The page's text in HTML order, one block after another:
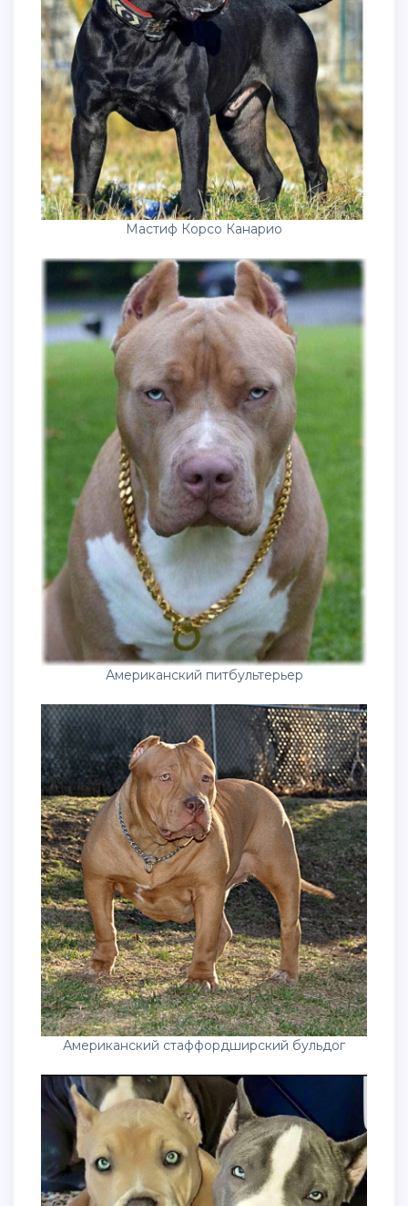
Мастиф Корсо Канарио
Американский питбультерьер
Американский стаффордширский бульдог